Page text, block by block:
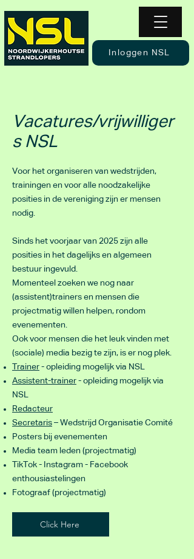
Inloggen NSL
Vacatures/vrijwilliger
s NSL
Voor het organiseren van wedstrijden,
trainingen en voor alle noodzakelijke
posities in de vereniging zijn er mensen
nodig.
Sinds het voorjaar van 2025 zijn alle
posities in het dagelijks en algemeen
bestuur ingevuld.
Momenteel zoeken we nog naar
(assistent)trainers en mensen die
projectmatig willen helpen, rondom
evenementen.
Ook voor mensen die het leuk vinden met
(sociale) media bezig te zijn, is er nog plek.
Trainer - opleiding mogelijk via NSL
Assistent-trainer - opleiding mogelijk via
NSL
Redacteur
Secretaris – Wedstrijd Organisatie Comité
Posters bij evenementen
Media team leden (projectmatig)
TikTok - Instagram - Facebook
enthousiastelingen
Fotograaf (projectmatig)
Click Here